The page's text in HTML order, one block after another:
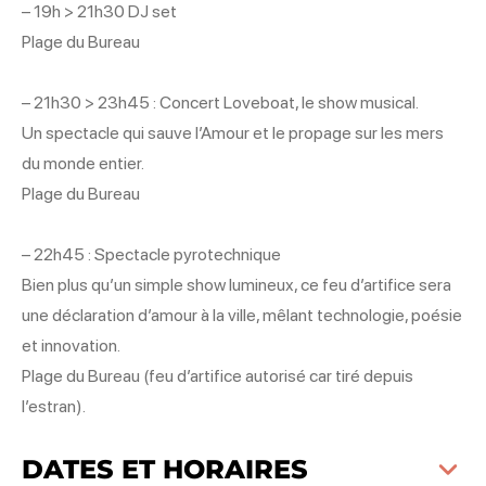
– 19h > 21h30 DJ set
Plage du Bureau
– 21h30 > 23h45 : Concert Loveboat, le show musical.
Un spectacle qui sauve l’Amour et le propage sur les mers
du monde entier.
Plage du Bureau
– 22h45 : Spectacle pyrotechnique
Bien plus qu’un simple show lumineux, ce feu d’artifice sera
une déclaration d’amour à la ville, mêlant technologie, poésie
et innovation.
Plage du Bureau (feu d’artifice autorisé car tiré depuis
l’estran).
DATES ET HORAIRES